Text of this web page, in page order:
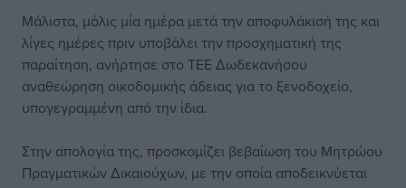
Μάλιστα, μόλις μία ημέρα μετά την αποφυλάκισή της και
λίγες ημέρες πριν υποβάλει την προσχηματική της
παραίτηση, ανήρτησε στο ΤΕΕ Δωδεκανήσου
αναθεώρηση οικοδομικής άδειας για το ξενοδοχείο,
υπογεγραμμένη από την ίδια.
Στην απολογία της, προσκομίζει βεβαίωση του Μητρώου
Πραγματικών Δικαιούχων, με την οποία αποδεικνύεται